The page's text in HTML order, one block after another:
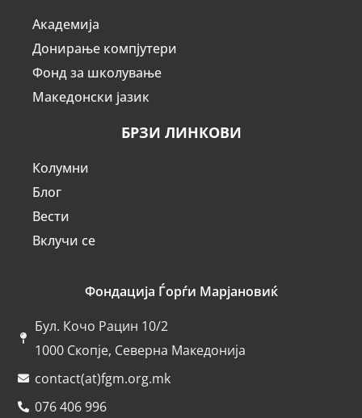
Академија
Донирање компјутери
Фонд за школување
Македонски јазик
БРЗИ ЛИНКОВИ
Колумни
Блог
Вести
Вклучи се
Фондација Ѓорѓи Марјановиќ
Бул. Кочо Рацин 10/2
1000 Скопје, Северна Македонија
contact(at)fgm.org.mk
076 406 996